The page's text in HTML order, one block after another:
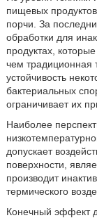
пищевых
порчи. За
обработки для
продуктах,
чем традиционная
устойчивость
бактериальных
ограничивает их
Наиболее
допускает
поверхности,
производит
термического
Конечный эффект